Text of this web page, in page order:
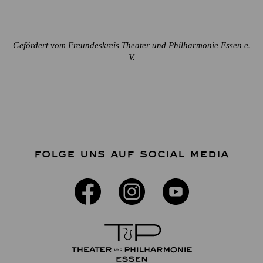
Gefördert vom Freundeskreis Theater und Philharmonie Essen e.
V.
FOLGE UNS AUF SOCIAL MEDIA